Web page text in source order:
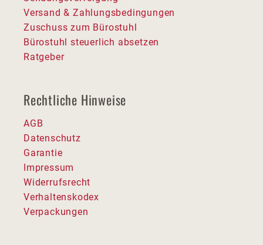
Versand & Zahlungsbedingungen
Zuschuss zum Bürostuhl
Bürostuhl steuerlich absetzen
Ratgeber
Rechtliche Hinweise
AGB
Datenschutz
Garantie
Impressum
Widerrufsrecht
Verhaltenskodex
Verpackungen